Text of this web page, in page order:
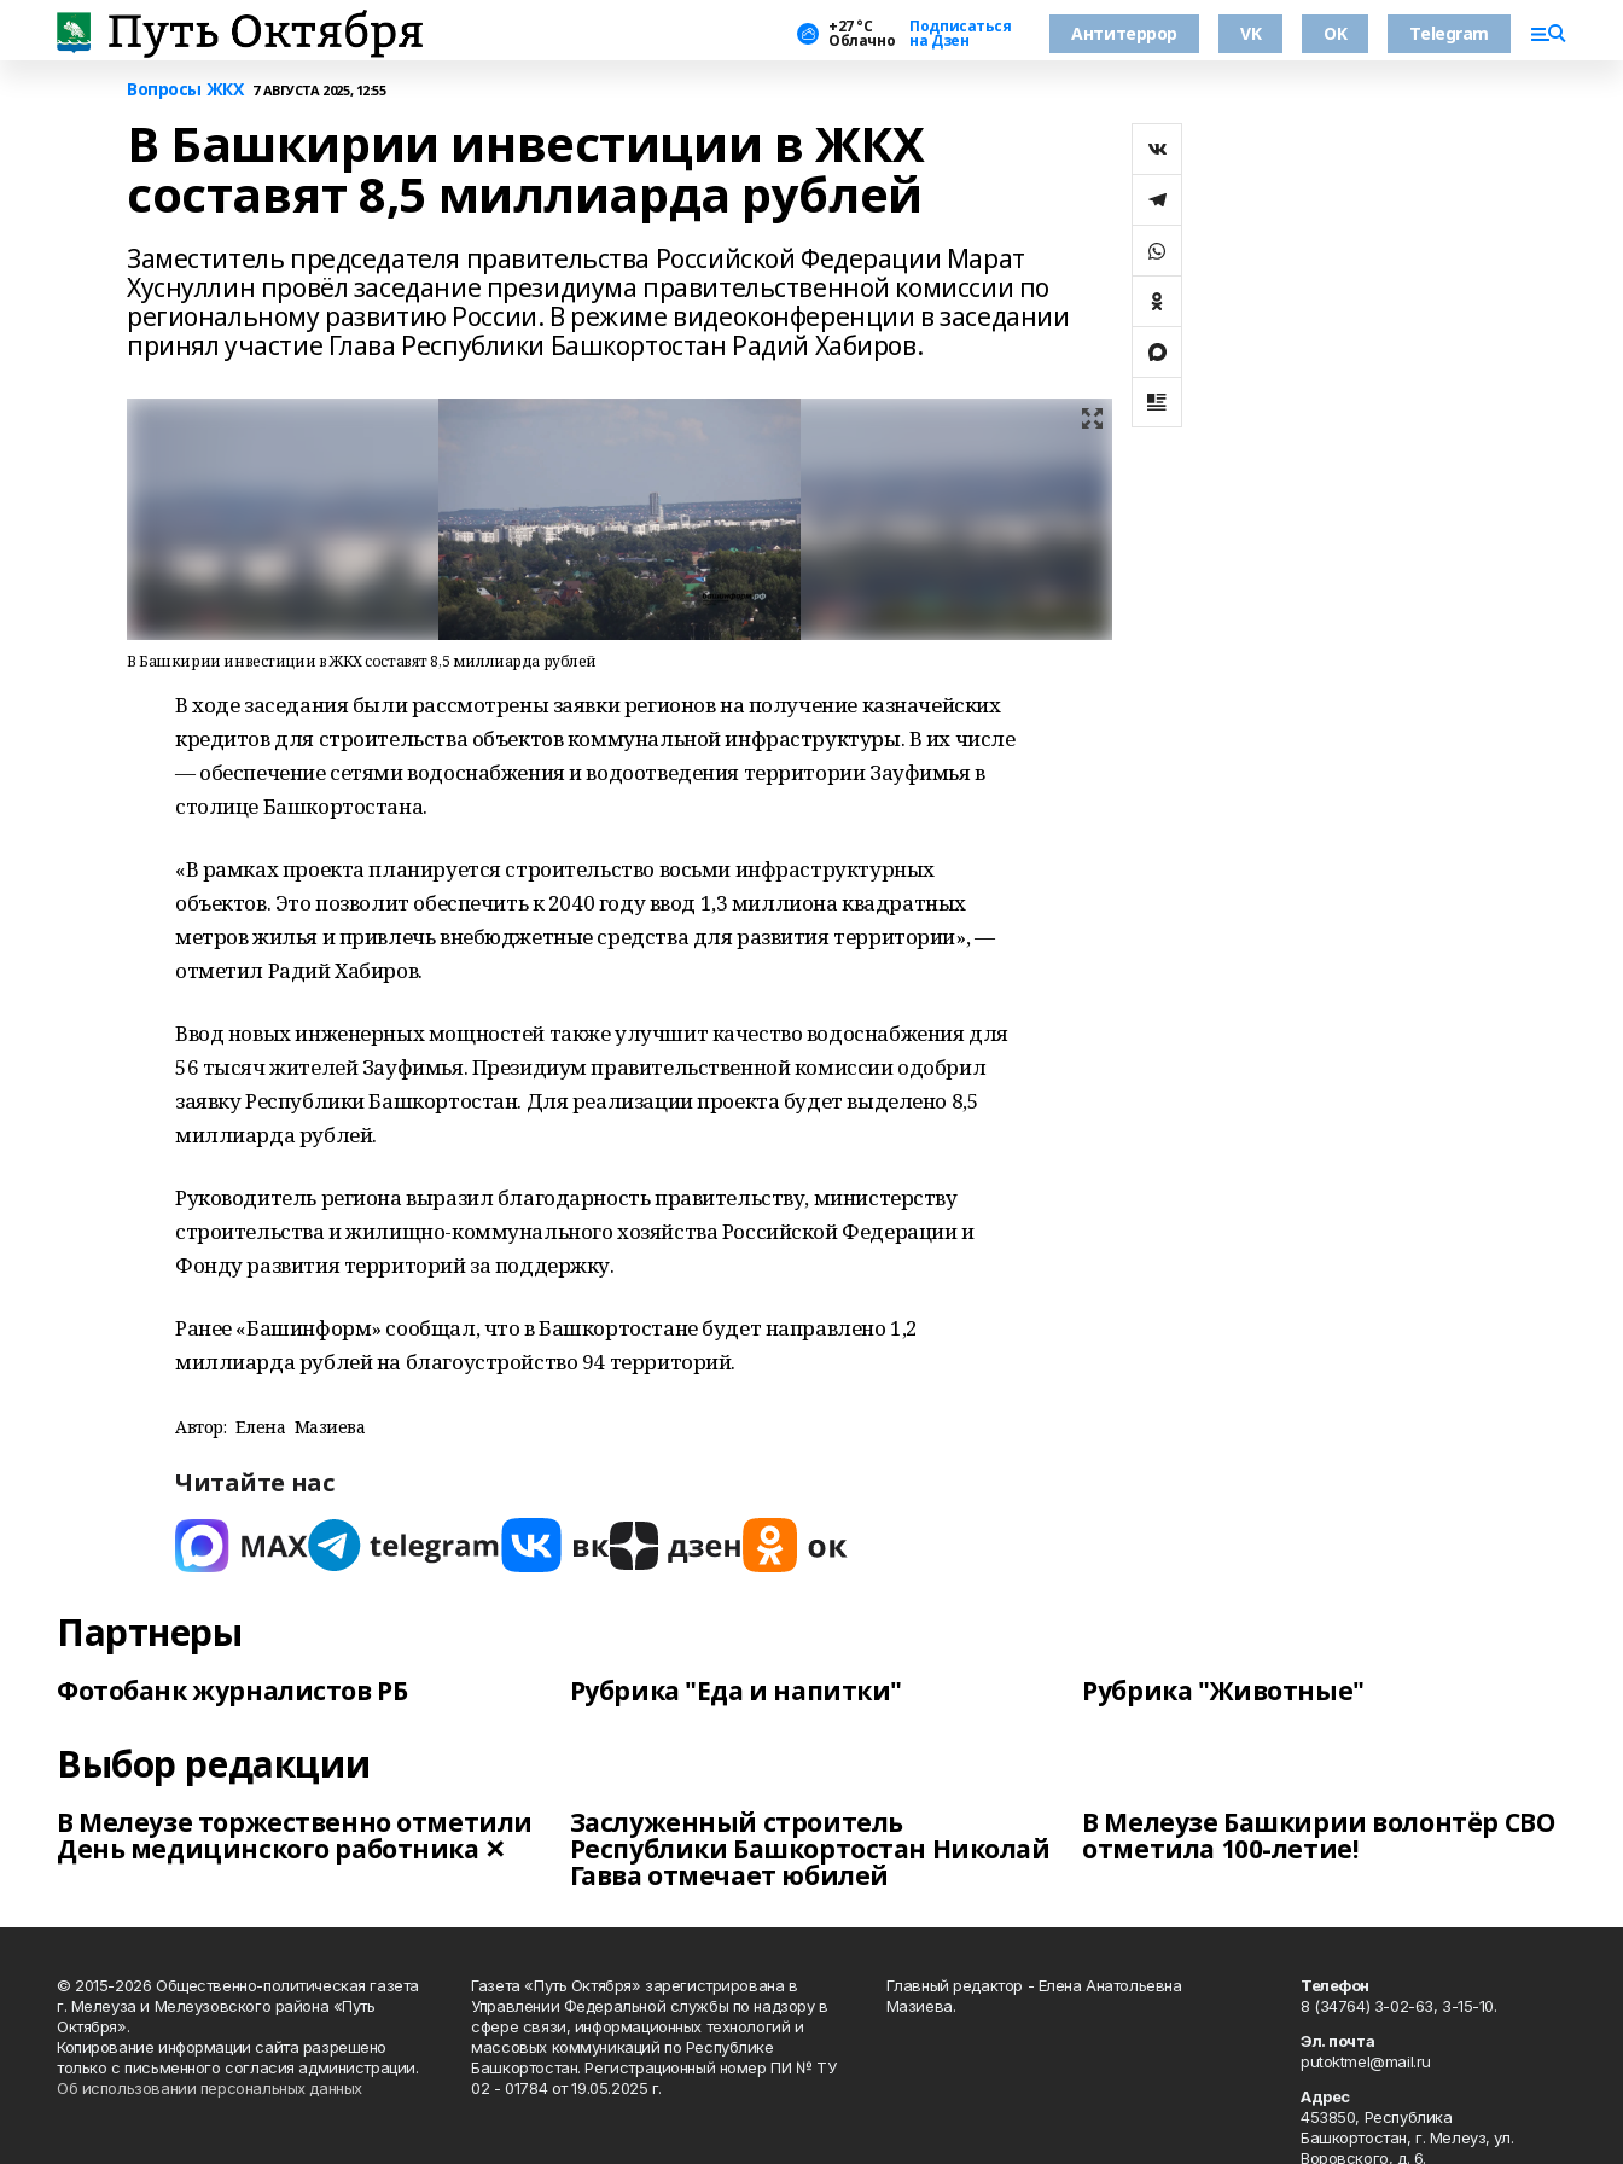
+27 °С
Облачно
Подписаться
на Дзен Антитеррор VK OK Telegram
Вопросы ЖКХ 7 АВГУСТА 2025, 12:55
В Башкирии инвестиции в ЖКХ
составят 8,5 миллиарда рублей
Заместитель председателя правительства Российской Федерации Марат
Хуснуллин провёл заседание президиума правительственной комиссии по
региональному развитию России. В режиме видеоконференции в заседании
принял участие Глава Республики Башкортостан Радий Хабиров.
В Башкирии инвестиции в ЖКХ составят 8,5 миллиарда рублей
В ходе заседания были рассмотрены заявки регионов на получение казначейских
кредитов для строительства объектов коммунальной инфраструктуры. В их числе
— обеспечение сетями водоснабжения и водоотведения территории Зауфимья в
столице Башкортостана.
«В рамках проекта планируется строительство восьми инфраструктурных
объектов. Это позволит обеспечить к 2040 году ввод 1,3 миллиона квадратных
метров жилья и привлечь внебюджетные средства для развития территории», —
отметил Радий Хабиров.
Ввод новых инженерных мощностей также улучшит качество водоснабжения для
56 тысяч жителей Зауфимья. Президиум правительственной комиссии одобрил
заявку Республики Башкортостан. Для реализации проекта будет выделено 8,5
миллиарда рублей.
Руководитель региона выразил благодарность правительству, министерству
строительства и жилищно-коммунального хозяйства Российской Федерации и
Фонду развития территорий за поддержку.
Ранее «Башинформ» сообщал, что в Башкортостане будет направлено 1,2
миллиарда рублей на благоустройство 94 территорий.
Автор: Елена Мазиева
Читайте нас
Партнеры
Фотобанк журналистов РБ Рубрика "Еда и напитки" Рубрика "Животные"
Выбор редакции
В Мелеузе торжественно отметили
День медицинского работника ✕
Заслуженный строитель
Республики Башкортостан Николай
Гавва отмечает юбилей
В Мелеузе Башкирии волонтёр СВО
отметила 100-летие!
© 2015-2026 Общественно-политическая газета
г. Мелеуза и Мелеузовского района «Путь
Октября».
Копирование информации сайта разрешено
только с письменного согласия администрации.
Об использовании персональных данных
Газета «Путь Октября» зарегистрирована в
Управлении Федеральной службы по надзору в
сфере связи, информационных технологий и
массовых коммуникаций по Республике
Башкортостан. Регистрационный номер ПИ № ТУ
02 - 01784 от 19.05.2025 г.
Главный редактор - Елена Анатольевна
Мазиева.
Телефон
8 (34764) 3-02-63, 3-15-10.
Эл. почта
putoktmel@mail.ru
Адрес
453850, Республика
Башкортостан, г. Мелеуз, ул.
Воровского, д. 6.